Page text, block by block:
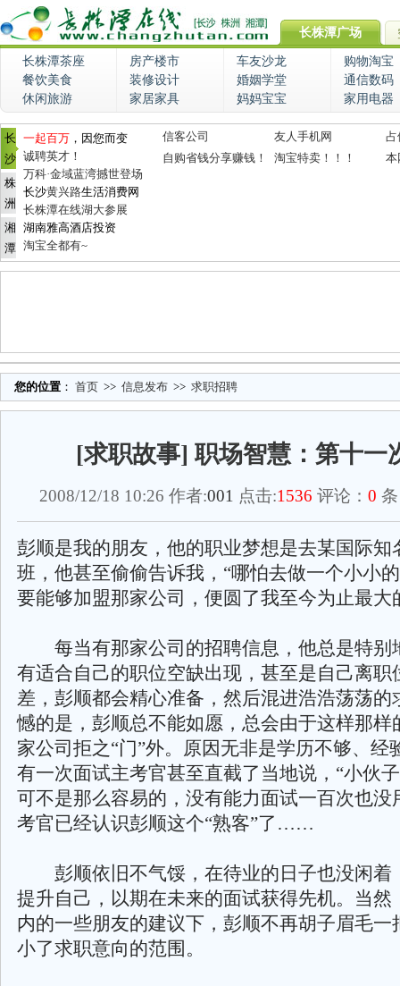
长株潭广场
长株潭茶座 房产楼市 车友沙龙
购物淘宝
餐饮美食
装修设计 婚姻学堂
通信数码
休闲旅游
家居家具 妈妈宝宝 家用电器
长
沙
株
洲
湘
潭
一起百万 ，因您而变
诚聘英才！
万科·金域蓝湾撼世登场
长沙黄兴路生活消费网
长株潭在线湖大参展
湖南雅高酒店投资
淘宝全都有~
信客公司 友人手机网
占
自购省钱分享赚钱！
淘宝特卖！！！ 本
您的位置 ： 首页 >> 信息发布 >> 求职招聘
[求职故事] 职场智慧：第十一
2008/12/18 10:26 作者:001 点击:1536 评论： 0
彭顺是我的朋友，他的职业梦想是去某国际知
班，他甚至偷偷告诉我，“哪怕去做一个小小
要能够加盟那家公司，便圆了我至今为止最大
每当有那家公司的招聘信息，他总是特别
有适合自己的职位空缺出现，甚至是自己离职
差，彭顺都会精心准备，然后混进浩浩荡荡的
憾的是，彭顺总不能如愿，总会由于这样那样
家公司拒之“门”外。原因无非是学历不够、经
有一次面试主考官甚至直截了当地说，“小伙
可不是那么容易的，没有能力面试一百次也没
考官已经认识彭顺这个“熟客”了……
彭顺依旧不气馁，在待业的日子也没闲着
提升自己，以期在未来的面试获得先机。当然
内的一些朋友的建议下，彭顺不再胡子眉毛一
小了求职意向的范围。